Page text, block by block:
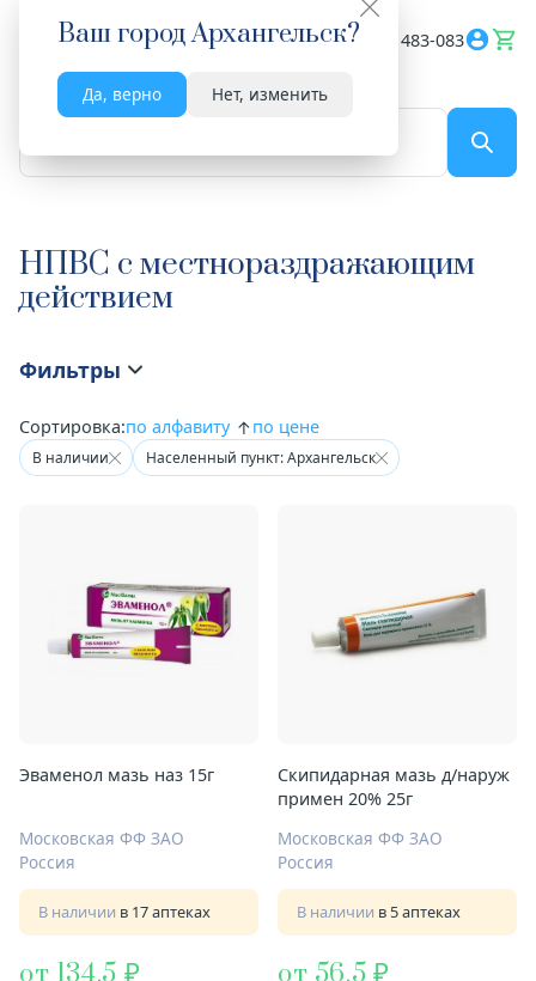
Ваш городАрхангельск?
Да, верно Нет, изменить
Весь сайт 8182 483-083
НПВС с местнораздражающим
действием
Фильтры
Сортировка:по алфавиту по цене
В наличии Населенный пункт: Архангельск
Эваменол мазь наз 15г
Московская ФФ ЗАО
Россия
В наличии в 17 аптеках
от 134,5
Скипидарная мазь д/наруж
примен 20% 25г
Московская ФФ ЗАО
Россия
В наличии в 5 аптеках
от 56,5